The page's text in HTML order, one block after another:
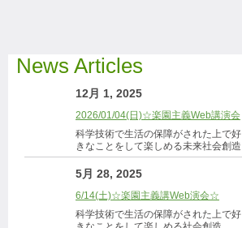
News Articles
12月 1, 2025
2026/01/04(日)☆楽園主義Web講演会
科学技術で生活の保障がされた上で好
きなことをして楽しめる未来社会創造
5月 28, 2025
6/14(土)☆楽園主義講Web演会☆
科学技術で生活の保障がされた上で好